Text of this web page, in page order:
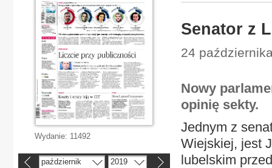
Senator z
24
Nowy
opinię sekty.
Jednym z
Wiejskiej, jest
lubelskim
Wydanie: 11492
październik 2019